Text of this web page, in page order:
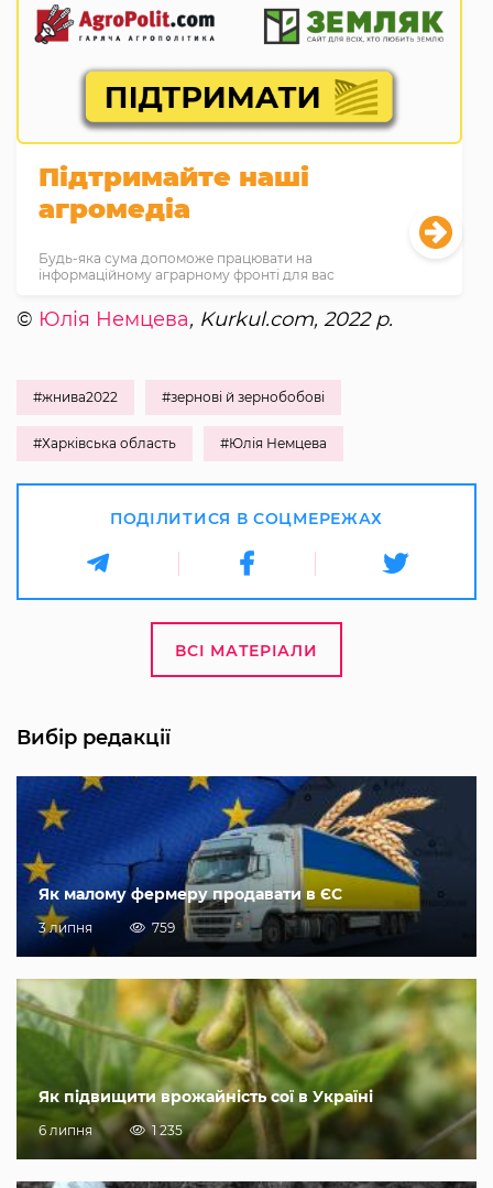
Підтримайте наші
агромедіа
Будь-яка сума допоможе працювати на
інформаційному аграрному фронті для вас
© Юлія Немцева, Kurkul.com, 2022 р.
#жнива2022 #зернові й зернобобові
#Харківська область #Юлія Немцева
ПОДІЛИТИСЯ В СОЦМЕРЕЖАХ
ВСІ МАТЕРІАЛИ
Вибір редакції
Як малому фермеру продавати в ЄС
3 липня 759
Як підвищити врожайність сої в Україні
6 липня 1 235